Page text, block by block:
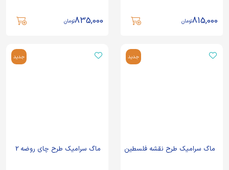
815,000تومان 835,000تومان
جدید
ماگ سرامیک طرح نقشه فلسطین
جدید
ماگ سرامیک طرح چای روضه 2